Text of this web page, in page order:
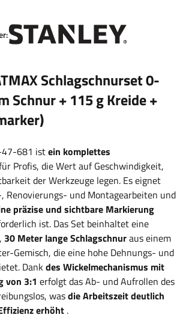
Schlagschnurset0-
Schnur + 115 g Kreide +
47-681 istein komplettes
Profis, die Wert auf Geschwindigkeit,
der Werkzeuge legen. Es eignet
Renovierungs- und Montagearbeiten und
präzise und sichtbare Markierung
ist. Das Set beinhaltet eine
30 Meter lange Schlagschnuraus einem
Gemisch, die eine hohe Dehnungs- und
Dankdes Wickelmechanismus mit
von 3:1 erfolgt das Ab- und Aufrollen des
wasdie Arbeitszeit deutlich
erhöht .